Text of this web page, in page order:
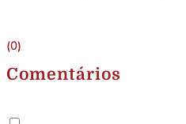
(0)
Comentários